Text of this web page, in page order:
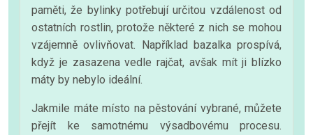
paměti, že bylinky potřebují určitou vzdálenost od
ostatních rostlin, protože některé z nich se mohou
vzájemně ovlivňovat. Například bazalka prospívá,
když je zasazena vedle rajčat, avšak mít ji blízko
máty by nebylo ideální.
Jakmile máte místo na pěstování vybrané, můžete
přejít ke samotnému výsadbovému procesu.